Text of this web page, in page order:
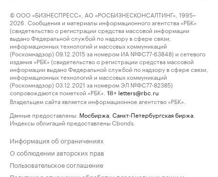
© ООО «БИЗНЕСПРЕСС», АО «РОСБИЗНЕСКОНСАЛТИНГ», 1995–
2026. Сообщения и материалы информационного агентства «РБК»
(свидетельство о регистрации средства массовой информации
выдано Федеральной службой по надзору в сфере связи,
информационных технологий и массовых коммуникаций
(Роскомнадзор) 09.12.2015 за номером ИА №ФС77-63848) и сетевого
издания «РБК» (свидетельство о регистрации средства массовой
информации выдано Федеральной службой по надзору в сфере связи,
информационных технологий и массовых коммуникаций
(Роскомнадзор) 03.12.2021 за номером ЭЛ №ФС77-82385)
сопровождаются пометкой «РБК».
18+ letters@rbc.ru
Владельцем сайта является информационное агентство «РБК».
Данные предоставлены: Мосбиржа Санкт-Петербургская биржа
Индексы облигаций предоставлены Cbonds.
Информация об ограничениях
О соблюдении авторских прав
Пользовательское соглашение